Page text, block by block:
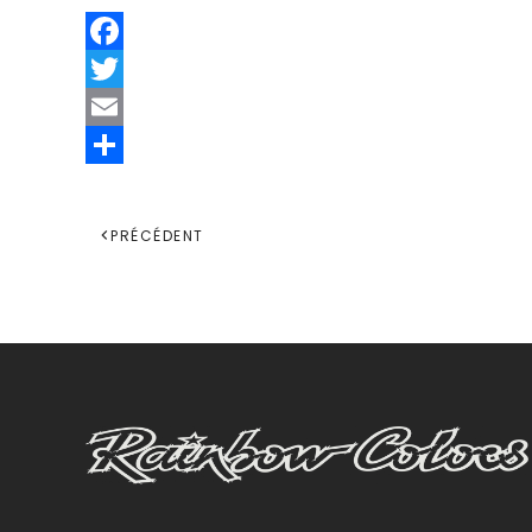
Facebook
Twitter
Email
PRÉCÉDENT